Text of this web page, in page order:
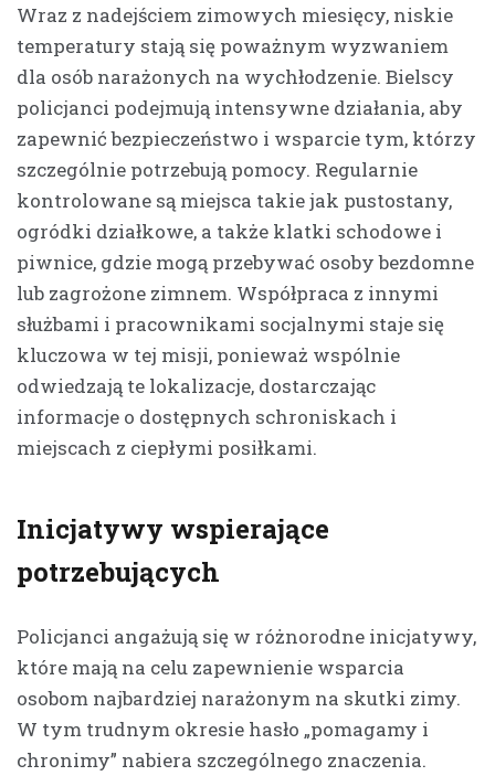
Wraz z nadejściem zimowych miesięcy, niskie
temperatury stają się poważnym wyzwaniem
dla osób narażonych na wychłodzenie. Bielscy
policjanci podejmują intensywne działania, aby
zapewnić bezpieczeństwo i wsparcie tym, którzy
szczególnie potrzebują pomocy. Regularnie
kontrolowane są miejsca takie jak pustostany,
ogródki działkowe, a także klatki schodowe i
piwnice, gdzie mogą przebywać osoby bezdomne
lub zagrożone zimnem. Współpraca z innymi
służbami i pracownikami socjalnymi staje się
kluczowa w tej misji, ponieważ wspólnie
odwiedzają te lokalizacje, dostarczając
informacje o dostępnych schroniskach i
miejscach z ciepłymi posiłkami.
Inicjatywy wspierające
potrzebujących
Policjanci angażują się w różnorodne inicjatywy,
które mają na celu zapewnienie wsparcia
osobom najbardziej narażonym na skutki zimy.
W tym trudnym okresie hasło „pomagamy i
chronimy” nabiera szczególnego znaczenia.